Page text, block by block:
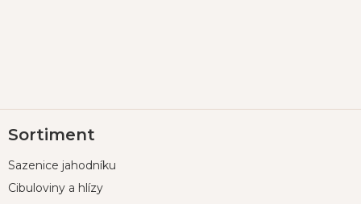
á
a
Sortiment
Sazenice jahodníku
Cibuloviny a hlízy